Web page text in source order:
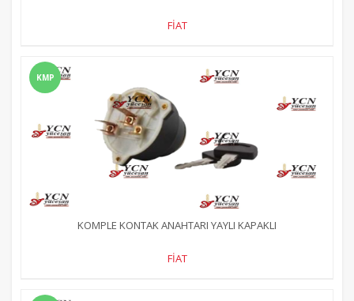
FİAT
KMP
KOMPLE KONTAK ANAHTARI YAYLI KAPAKLI
FİAT